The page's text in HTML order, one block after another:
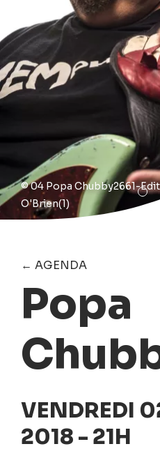
© 04 Popa Chubby2661-
O'Brien(1)
← AGENDA
Popa
VENDREDI
2018 - 21H